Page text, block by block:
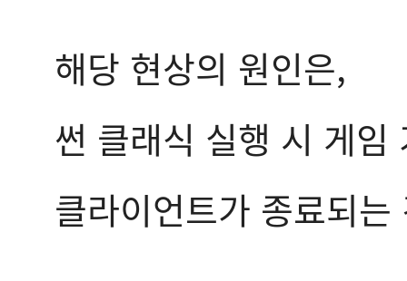
해당 현상의 원인은,
썬 클래식 실행 시 게
클라이언트가 종료되